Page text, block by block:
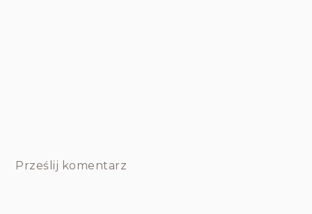
Prześlij komentarz